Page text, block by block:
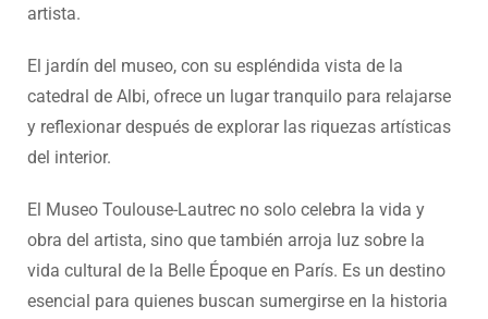
artista.
El jardín del museo, con su espléndida vista de la
catedral de Albi, ofrece un lugar tranquilo para relajarse
y reflexionar después de explorar las riquezas artísticas
del interior.
El Museo Toulouse-Lautrec no solo celebra la vida y
obra del artista, sino que también arroja luz sobre la
vida cultural de la Belle Époque en París. Es un destino
esencial para quienes buscan sumergirse en la historia